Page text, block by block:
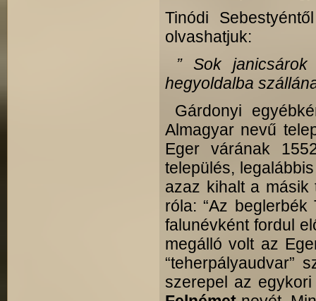
Tinódi
olvashatjuk:
” Sok
hegyoldalba
Gárdonyi
Almagyar nevű
Eger várának
település,
azaz kihalt a másik
róla: “Az
falunévként fordul
megálló volt az
“teherpályaudvar”
szerepel az